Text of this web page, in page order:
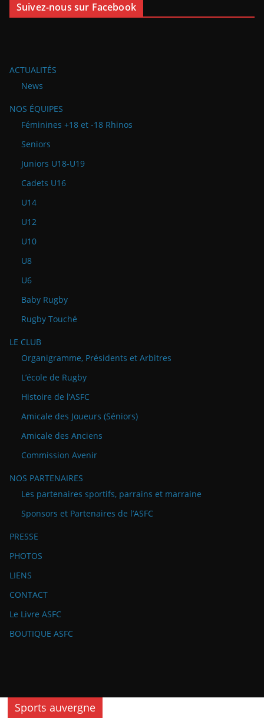
Suivez-nous sur Facebook
ACTUALITÉS
News
NOS ÉQUIPES
Féminines +18 et -18 Rhinos
Seniors
Juniors U18-U19
Cadets U16
U14
U12
U10
U8
U6
Baby Rugby
Rugby Touché
LE CLUB
Organigramme, Présidents et Arbitres
L’école de Rugby
Histoire de l’ASFC
Amicale des Joueurs (Séniors)
Amicale des Anciens
Commission Avenir
NOS PARTENAIRES
Les partenaires sportifs, parrains et marraine
Sponsors et Partenaires de l’ASFC
PRESSE
PHOTOS
LIENS
CONTACT
Le Livre ASFC
BOUTIQUE ASFC
Sports auvergne